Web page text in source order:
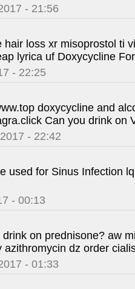
- 21:56
hair loss xr misoprostol ti
lyrica uf Doxycycline
- 22:25
doxycycline and
Can you drink on
- 22:42
used for Sinus Infection
- 00:13
on prednisone? aw
azithromycin dz order
- 01:33